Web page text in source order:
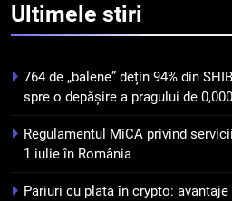
pierdut
puțin de
6
Banii
încrederii:
Ultimele stiri
764 de „balene” dețin 94% din
spre o depășire a pragului de
Regulamentul MiCA privind
1 iulie în România
Pariuri cu plata în crypto: